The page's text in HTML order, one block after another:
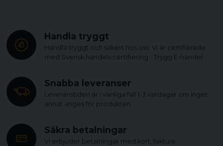
Handla tryggt
Handla tryggt och säkert hos oss. Vi är certifierade
med Svensk handels certifiering - Trygg E-handel.
Snabba leveranser
Leveranstiden är i vanliga fall 1-3 vardagar om inget
annat anges för produkten.
Säkra betalningar
Vi erbjuder betalningar med kort, faktura,